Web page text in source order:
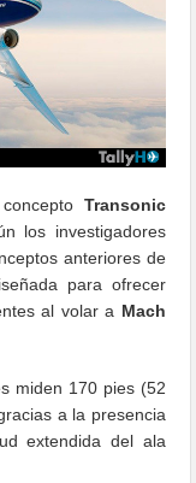
Transonic
los investigadores
anteriores de
para ofrecer
al volar a Mach
miden 170 pies (52
a la presencia
extendida del ala